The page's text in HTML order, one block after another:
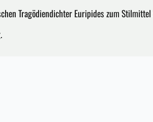
Tragödiendichter Euripides zum Stilmittel